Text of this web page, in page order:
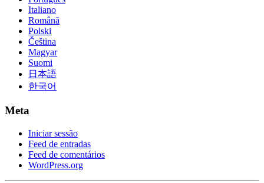
Italiano
Română
Polski
Čeština
Magyar
Suomi
日本語
한국어
Meta
Iniciar sessão
Feed de entradas
Feed de comentários
WordPress.org